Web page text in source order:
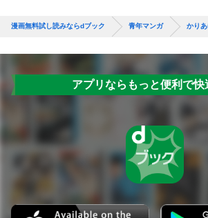
漫画無料試し読みならdブック 青年マンガ かり
アプリならもっと便利で快